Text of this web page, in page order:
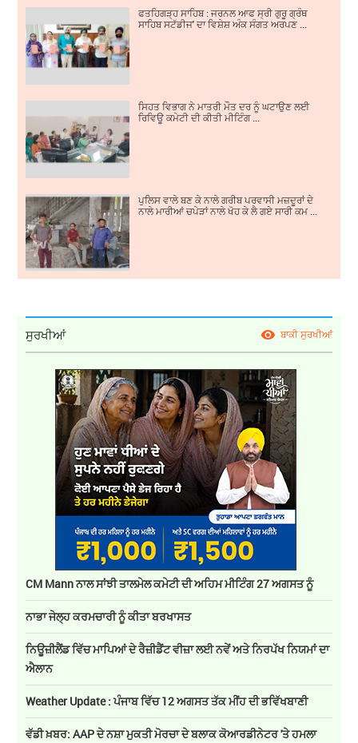
ਫਤਹਿਗੜ੍ਹ ਸਾਹਿਬ : ਜਰਨਲ ਆਫ ਸ੍ਰੀ ਗੁਰੂ ਗ੍ਰੰਥ
ਸਾਹਿਬ ਸਟੱਡੀਜ' ਦਾ ਵਿਸ਼ੇਸ਼ ਅੰਕ ਸੰਗਤ ਅਰਪਣ ...
ਸਿਹਤ ਵਿਭਾਗ ਨੇ ਮਾਤਰੀ ਮੌਤ ਦਰ ਨੂੰ ਘਟਾਉਣ ਲਈ
ਰਿਵਿਊ ਕਮੇਟੀ ਦੀ ਕੀਤੀ ਮੀਟਿੰਗ ...
ਪੁਲਿਸ ਵਾਲੇ ਬਣ ਕੇ ਨਾਲੇ ਗਰੀਬ ਪਰਵਾਸੀ ਮਜ਼ਦੂਰਾਂ ਦੇ
ਨਾਲੇ ਮਾਰੀਆਂ ਚਪੇੜਾਂ ਨਾਲੇ ਖੋਹ ਕੇ ਲੈ ਗਏ ਸਾਰੀ ਕਮ ...
ਸੁਰਖੀਆਂ ਬਾਕੀ ਸੁਰਖੀਆਂ
CM Mann ਨਾਲ ਸਾਂਝੀ ਤਾਲਮੇਲ ਕਮੇਟੀ ਦੀ ਅਹਿਮ ਮੀਟਿੰਗ 27 ਅਗਸਤ ਨੂੰ
ਨਾਭਾ ਜੇਲ੍ਹ ਕਰਮਚਾਰੀ ਨੂੰ ਕੀਤਾ ਬਰਖਾਸਤ
ਨਿਊਜ਼ੀਲੈਂਡ ਵਿੱਚ ਮਾਪਿਆਂ ਦੇ ਰੈਜ਼ੀਡੈਂਟ ਵੀਜ਼ਾ ਲਈ ਨਵੇਂ ਅਤੇ ਨਿਰਪੱਖ ਨਿਯਮਾਂ ਦਾ
ਐਲਾਨ
Weather Update : ਪੰਜਾਬ ਵਿੱਚ 12 ਅਗਸਤ ਤੱਕ ਮੀਂਹ ਦੀ ਭਵਿੱਖਬਾਣੀ
ਵੱਡੀ ਖ਼ਬਰ: AAP ਦੇ ਨਸ਼ਾ ਮੁਕਤੀ ਮੋਰਚਾ ਦੇ ਬਲਾਕ ਕੋਆਰਡੀਨੇਟਰ 'ਤੇ ਹਮਲਾ